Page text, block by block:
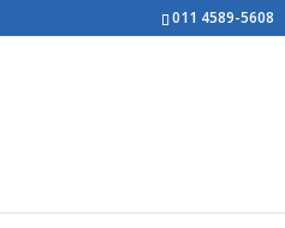
011 4589-5608